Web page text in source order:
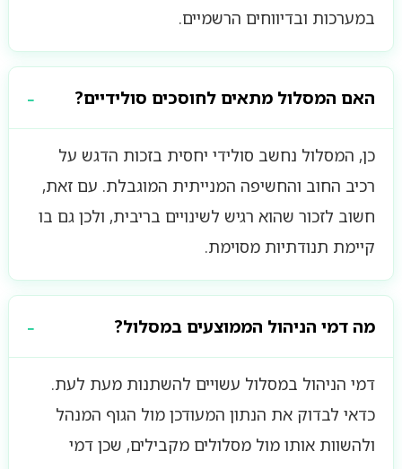
במערכות ובדיווחים הרשמיים.
האם המסלול מתאים לחוסכים סולידיים?
כן, המסלול נחשב סולידי יחסית בזכות הדגש על
רכיב החוב והחשיפה המנייתית המוגבלת. עם זאת,
חשוב לזכור שהוא רגיש לשינויים בריבית, ולכן גם בו
קיימת תנודתיות מסוימת.
מה דמי הניהול הממוצעים במסלול?
דמי הניהול במסלול עשויים להשתנות מעת לעת.
כדאי לבדוק את הנתון המעודכן מול הגוף המנהל
ולהשוות אותו מול מסלולים מקבילים, שכן דמי